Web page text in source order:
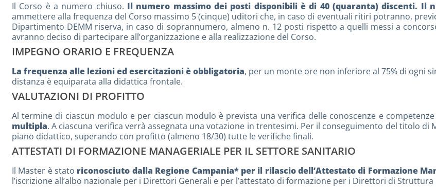
Il Corso è a numero chiuso. Il numero massimo dei posti disponibili è di 40 (quaranta) discenti. Il
ammettere alla frequenza del Corso massimo 5 (cinque) uditori che, in caso di eventuali ritiri potranno,
Dipartimento DEMM riserva, in caso di soprannumero, almeno n. 12 posti rispetto a quelli messi a
avranno deciso di partecipare all’organizzazione e alla realizzazione del Corso.
IMPEGNO ORARIO E FREQUENZA
La frequenza alle lezioni ed esercitazioni è obbligatoria, per un monte ore non inferiore al 75% di ogni
distanza è equiparata alla didattica frontale.
VALUTAZIONI DI PROFITTO
Al termine di ciascun modulo e per ciascun modulo è prevista una verifica delle conoscenze e
multipla. A ciascuna verifica verrà assegnata una votazione in trentesimi. Per il conseguimento del titolo
piano didattico, superando con profitto (almeno 18/30) tutte le verifiche finali.
ATTESTATI DI FORMAZIONE MANAGERIALE PER IL SETTORE SANITARIO
Il Master è stato riconosciuto dalla Regione Campania* per il rilascio dell’Attestato di Formazione
l’iscrizione all’albo nazionale per i Direttori Generali e per l’attestato di formazione per i Direttori di Struttura